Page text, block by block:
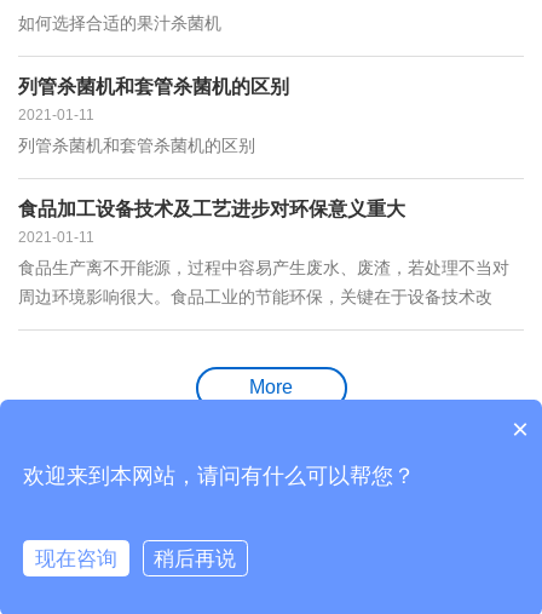
料机械机电一体化这是当前饮料机械设备发展的重要的趋势。
如何选择合适的果汁杀菌机
列管杀菌机和套管杀菌机的区别
2021-01-11
列管杀菌机和套管杀菌机的区别
食品加工设备技术及工艺进步对环保意义重大
2021-01-11
食品生产离不开能源，过程中容易产生废水、废渣，若处理不当对
周边环境影响很大。食品工业的节能环保，关键在于设备技术改
进，从源头做起。
More
江苏利臻机械科技有限公司©版权所有2004-2019 FOCUSSLR.com版权所有
×
欢迎来到本网站，请问有什么可以帮您？
现在咨询 稍后再说